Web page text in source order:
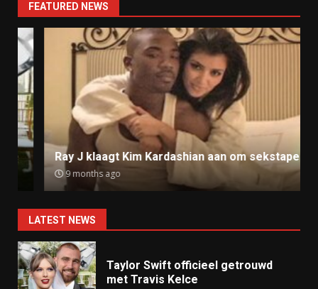
FEATURED NEWS
Ray J klaagt Kim Kardashian aan om sekstape
9 months ago
LATEST NEWS
Taylor Swift officieel getrouwd
met Travis Kelce